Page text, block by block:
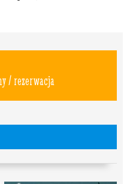
/ rezerwacja